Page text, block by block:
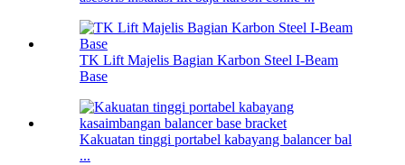
TK Lift Majelis Bagian Karbon Steel I-Beam
Base
Kakuatan tinggi portabel kabayang balancer bal
...